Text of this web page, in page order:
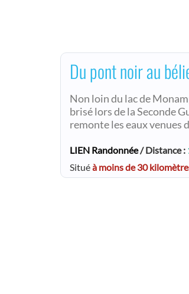
Du pont noir au
Non loin du lac de
brisé lors de la Seconde
remonte les eaux venues
LIEN Randonnée/ Distance :
Situéà moins de 30